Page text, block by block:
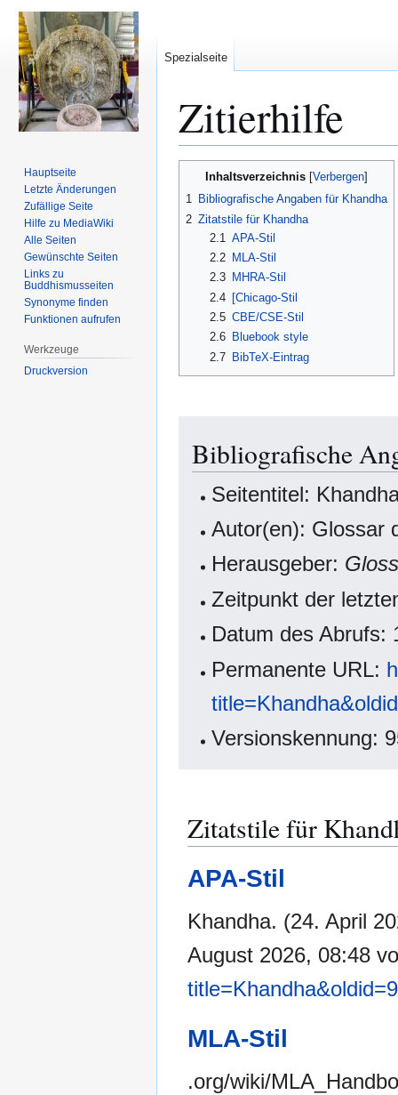
Zitierhilfe
Inhaltsverzeichnis
1 Bibliografische Angaben für Khandha
2 Zitatstile für Khandha
2.1
APA-Stil
2.2
MLA-Stil
2.3
MHRA-Stil
2.4
[Chicago-Stil
2.5 CBE/CSE-Stil
2.6
Bluebook style
2.7 BibTeX-Eintrag
Bibliografische
Seitentitel:
Autor(en): Glossar
Herausgeber:
Zeitpunkt der
Datum des Abrufs:
Permanente URL:
Versionskennung:
Zitatstile für
APA-Stil
Khandha. (24. April
August 2026, 08:48
MLA-Stil
.org/wiki/
Spezialseite
Hauptseite
Letzte Änderungen
Zufällige Seite
Hilfe zu MediaWiki
Alle Seiten
Gewünschte Seiten
Links zu
Buddhismusseiten
Synonyme finden
Funktionen aufrufen
Werkzeuge
Druckversion